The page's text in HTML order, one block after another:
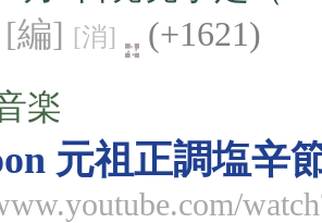
[編] [消]
(+1621)
楽
元祖正調塩辛